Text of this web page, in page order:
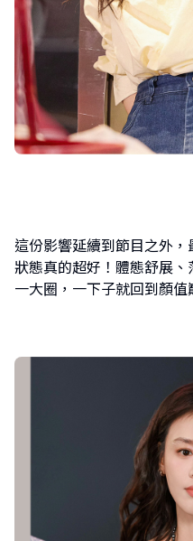
這份影響延續到節目之外，
狀態真的超好！體態舒展
一大圈，一下子就回到顏